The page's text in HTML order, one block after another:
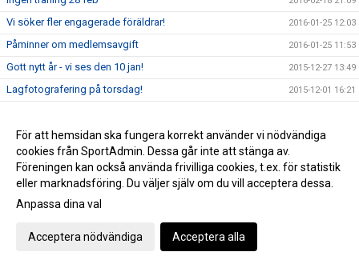
Vi söker fler engagerade föräldrar! 2016-01-25 12:03
Påminner om medlemsavgift 2016-01-25 11:53
Gott nytt år - vi ses den 10 jan! 2015-12-27 13:49
Lagfotografering på torsdag! 2015-12-01 16:21
Träning idag 15.30 2015-11-15 10:49
Kommande träningar 2015-11-04 20:57
Gå till Webbversion
För att hemsidan ska fungera korrekt använder vi nödvändiga
cookies från SportAdmin. Dessa går inte att stänga av.
Föreningen kan också använda frivilliga cookies, t.ex. för statistik
eller marknadsföring. Du väljer själv om du vill acceptera dessa.
Anpassa dina val
Acceptera nödvändiga Acceptera alla